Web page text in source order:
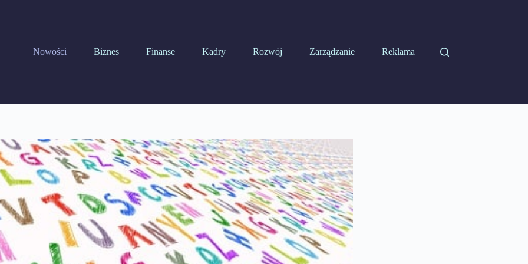
Nowości Biznes Finanse Kadry Rozwój Zarządzanie Reklama